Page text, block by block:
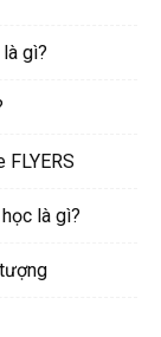
gì?
FLYERS
là gì?